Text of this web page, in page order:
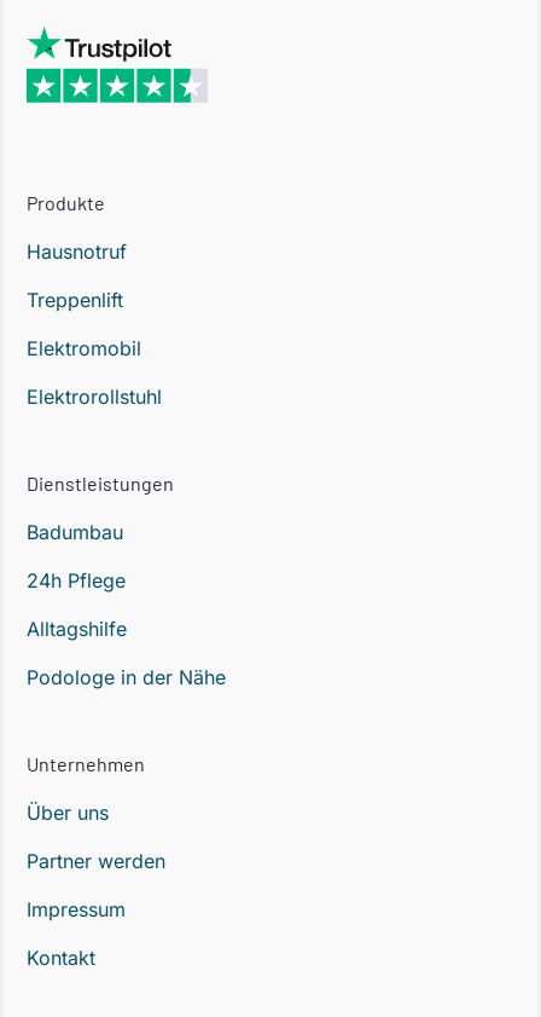
Produkte
Hausnotruf
Treppenlift
Elektromobil
Elektrorollstuhl
Dienstleistungen
Badumbau
24h Pflege
Alltagshilfe
Podologe in der Nähe
Unternehmen
Über uns
Partner werden
Impressum
Kontakt